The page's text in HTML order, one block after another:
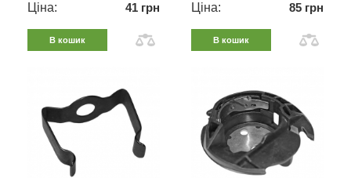
Ціна: 41 грн
В кошик
Ціна: 85 грн
В кошик